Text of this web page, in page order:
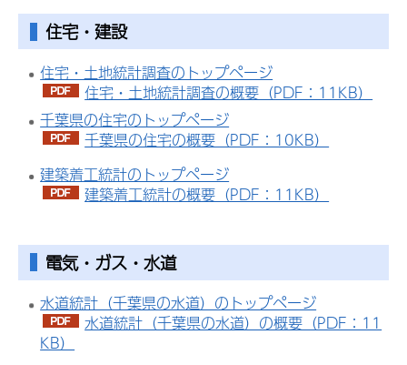
住宅・建設
住宅・土地統計調査のトップページ
住宅・土地統計調査の概要（PDF：11KB）
千葉県の住宅のトップページ
千葉県の住宅の概要（PDF：10KB）
建築着工統計のトップページ
建築着工統計の概要（PDF：11KB）
電気・ガス・水道
水道統計（千葉県の水道）のトップページ
水道統計（千葉県の水道）の概要（PDF：11
KB）